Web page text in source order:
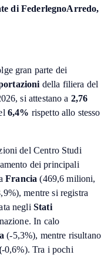
di FederlegnoArredo,
gran parte dei
della filiera del
si attestano a 2,76
6,4% rispetto allo stesso
del Centro Studi
dei principali
Francia (469,6 milioni,
mentre si registra
negli Stati
In calo
(-5,3%), mentre risultano
-0,6%). Tra i pochi